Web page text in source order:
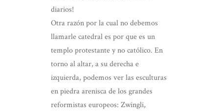
diarios!
Otra razón por la cual no debemos
llamarle catedral es por que es un
templo protestante y no católico. En
torno al altar, a su derecha e
izquierda, podemos ver las esculturas
en piedra arenisca de los grandes
reformistas europeos: Zwingli,